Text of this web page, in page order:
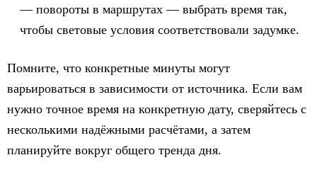
повороты в маршрутах — выбрать время так,
чтобы световые условия соответствовали задумке.
Помните, что конкретные минуты могут
варьироваться в зависимости от источника. Если вам
нужно точное время на конкретную дату, сверяйтесь с
несколькими надёжными расчётами, а затем
планируйте вокруг общего тренда дня.